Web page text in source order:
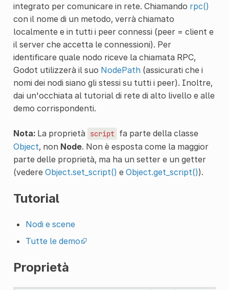
integrato per comunicare in rete. Chiamando rpc()
con il nome di un metodo, verrà chiamato
localmente e in tutti i peer connessi (peer = client e
il server che accetta le connessioni). Per
identificare quale nodo riceve la chiamata RPC,
Godot utilizzerà il suo NodePath(assicurati che i
nomi dei nodi siano gli stessi su tutti i peer). Inoltre,
dai un'occhiata al tutorial di rete di alto livello e alle
demo corrispondenti.
Nota:La proprietà script fa parte della classe
Object, non Node. Non è esposta come la maggior
parte delle proprietà, ma ha un setter e un getter
(vedere Object.set_script() e Object.get_script()).
Tutorial
Nodi e scene
Tutte le demo
Proprietà